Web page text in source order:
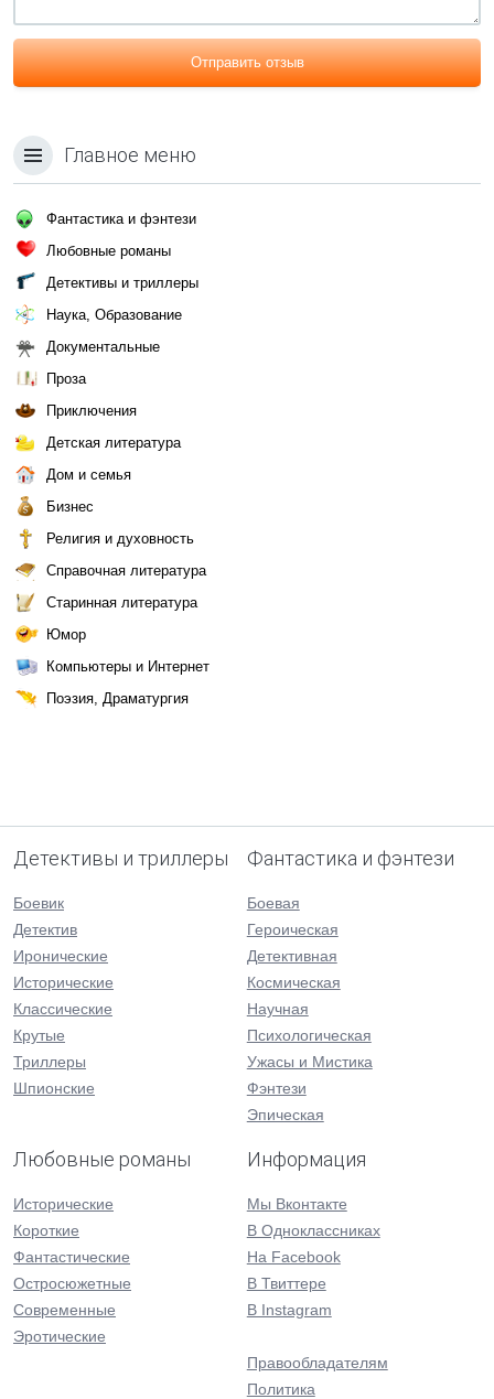
Отправить отзыв
Главное меню
Фантастика и фэнтези
Любовные романы
Детективы и триллеры
Наука, Образование
Документальные
Проза
Приключения
Детская литература
Дом и семья
Бизнес
Религия и духовность
Справочная литература
Старинная литература
Юмор
Компьютеры и Интернет
Поэзия, Драматургия
Детективы и триллеры
Боевик
Детектив
Иронические
Исторические
Классические
Крутые
Триллеры
Шпионские
Фантастика и фэнтези
Боевая
Героическая
Детективная
Космическая
Научная
Психологическая
Ужасы и Мистика
Фэнтези
Эпическая
Любовные романы
Исторические
Короткие
Фантастические
Остросюжетные
Современные
Эротические
Информация
Мы Вконтакте
В Одноклассниках
На Facebook
В Твиттере
В Instagram
Правообладателям
Политика